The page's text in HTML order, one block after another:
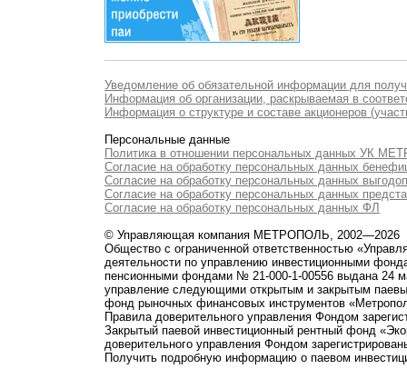
Уведомление об обязательной информации для
Информация об организации, раскрываемая в
Информация о структуре и составе акционеров
Персональные данные
Политика в отношении персональных данных УК
Согласие на обработку персональных данных
Согласие на обработку персональных данных
Согласие на обработку персональных данных
Согласие на обработку персональных данных ФЛ
© Управляющая компания МЕТРОПОЛЬ, 2002—2026
Общество с ограниченной ответственностью
деятельности по управлению инвестиционными
пенсионными фондами № 21-000-1-00556 выдана 24
управление следующими открытым и закрытым
фонд рыночных финансовых инструментов
Правила доверительного управления Фондом
Закрытый паевой инвестиционный рентный фонд
доверительного управления Фондом
Получить подробную информацию о паевом